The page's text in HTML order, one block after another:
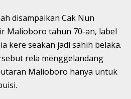
disampaikan Cak Nun
Malioboro tahun 70-an, label
kere seakan jadi sahih belaka.
rela menggelandang
Malioboro hanya untuk